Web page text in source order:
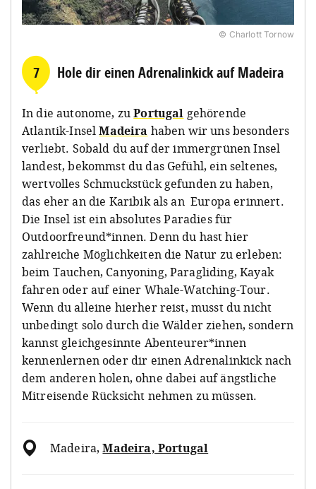
© Charlott Tornow
7 Hole dir einen Adrenalinkick auf Madeira
In die autonome, zuPortugal gehörende
Atlantik-InselMadeira haben wir uns besonders
verliebt. Sobald du auf der immergrünen Insel
landest, bekommst du das Gefühl, ein seltenes,
wertvolles Schmuckstück gefunden zu haben,
das eher an die Karibik als an Europa erinnert.
Die Insel ist ein absolutes Paradies für
Outdoorfreund*innen. Denn du hast hier
zahlreiche Möglichkeiten die Natur zu erleben:
beim Tauchen, Canyoning, Paragliding, Kayak
fahren oder auf einer Whale-Watching-Tour.
Wenn du alleine hierher reist, musst du nicht
unbedingt solo durch die Wälder ziehen, sondern
kannst gleichgesinnte Abenteurer*innen
kennenlernen oder dir einen Adrenalinkick nach
dem anderen holen, ohne dabei auf ängstliche
Mitreisende Rücksicht nehmen zu müssen.
Madeira,Madeira, Portugal